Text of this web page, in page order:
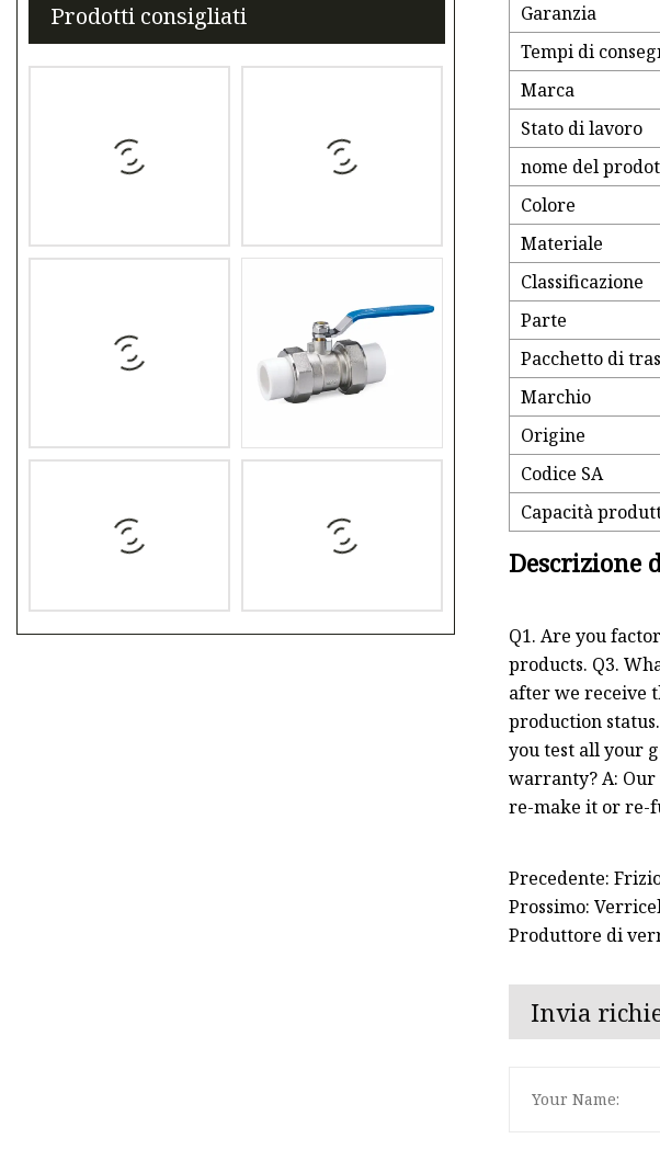
Prodotti consigliati Garanzia
Tempi di
Marca
Stato di lavoro
nome del
Colore
Materiale
Classificazione
Parte
Pacchetto di
Marchio
Origine
Codice SA
Capacità
Descrizione
Q1. Are you
products. Q3.
after we receive
production
you test all your
warranty? A: Our
re-make it or re-
Precedente:
Prossimo:
Produttore di
Invia